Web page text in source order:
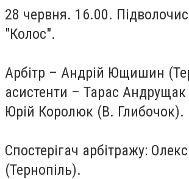
28 червня. 16.00.
"Колос".
Арбітр – Андрій Ющишин
асистенти – Тарас
Юрій Королюк (В. Глибочок).
Спостерігач арбітражу:
(Тернопіль).